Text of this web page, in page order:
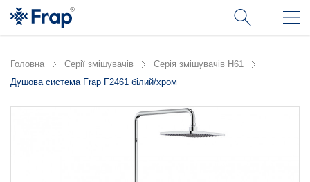
Головна Серії змішувачів
Серія змішувачів H61
Душова система Frap F2461 білий/хром